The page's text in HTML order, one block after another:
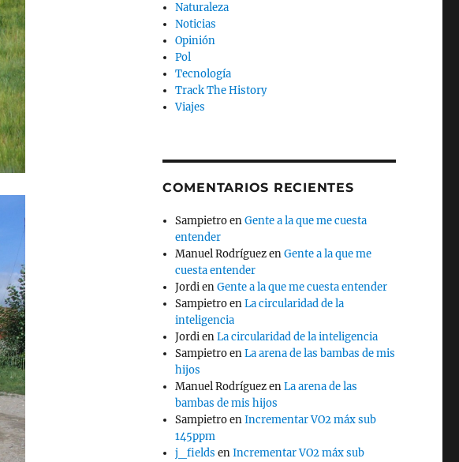
Naturaleza
Noticias
Opinión
Pol
Tecnología
Track The History
Viajes
COMENTARIOS RECIENTES
SampietroenGente a la que me cuesta
entender
Manuel RodríguezenGente a la que me
cuesta entender
JordienGente a la que me cuesta entender
SampietroenLa circularidad de la
inteligencia
JordienLa circularidad de la inteligencia
SampietroenLa arena de las bambas de mis
hijos
Manuel RodríguezenLa arena de las
bambas de mis hijos
SampietroenIncrementar VO2 máx sub
145ppm
j_fields enIncrementar VO2 máx sub